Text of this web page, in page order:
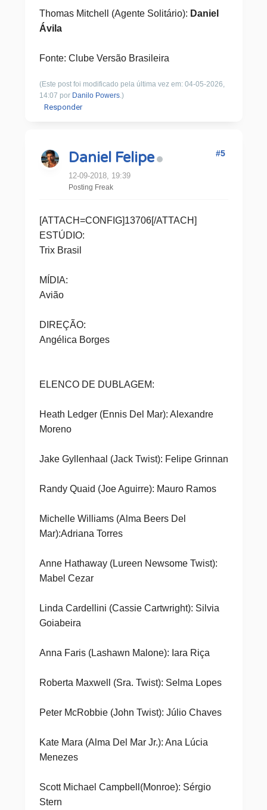
Thomas Mitchell (Agente Solitário): Daniel
Ávila
Fonte: Clube Versão Brasileira
(Este post foi modificado pela última vez em: 04-05-2026,
14:07 por Danilo Powers.)
Responder
Daniel Felipe
12-09-2018, 19:39
Posting Freak
#5
[ATTACH=CONFIG]13706[/ATTACH]
ESTÚDIO:
Trix Brasil
MÍDIA:
Avião
DIREÇÃO:
Angélica Borges
ELENCO DE DUBLAGEM:
Heath Ledger (Ennis Del Mar): Alexandre
Moreno
Jake Gyllenhaal (Jack Twist): Felipe Grinnan
Randy Quaid (Joe Aguirre): Mauro Ramos
Michelle Williams (Alma Beers Del
Mar):Adriana Torres
Anne Hathaway (Lureen Newsome Twist):
Mabel Cezar
Linda Cardellini (Cassie Cartwright): Silvia
Goiabeira
Anna Faris (Lashawn Malone): Iara Riça
Roberta Maxwell (Sra. Twist): Selma Lopes
Peter McRobbie (John Twist): Júlio Chaves
Kate Mara (Alma Del Mar Jr.): Ana Lúcia
Menezes
Scott Michael Campbell(Monroe): Sérgio
Stern